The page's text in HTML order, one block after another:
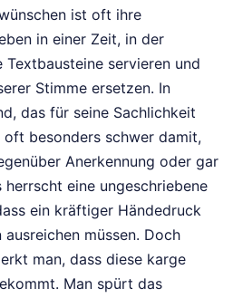
ist oft ihre
in einer Zeit, in der
servieren und
Stimme ersetzen. In
das für seine Sachlichkeit
besonders schwer damit,
Anerkennung oder gar
herrscht eine ungeschriebene
ein kräftiger Händedruck
müssen. Doch
man, dass diese karge
Man spürt das